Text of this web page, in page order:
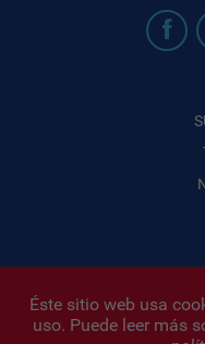
Infonegocios 2026|
Éste sitio web usa
uso. Puede leer más